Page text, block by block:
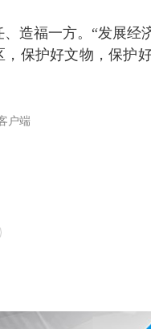
、造福一方。“发展经
，保护好文物，保护
户端